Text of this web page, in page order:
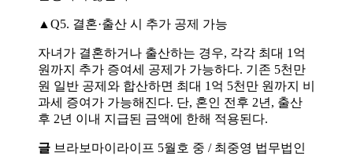
▲Q5. 결혼·출산 시 추가 공제 가능
자녀가 결혼하거나 출산하는 경우, 각각 최대 1억
원까지 추가 증여세 공제가 가능하다. 기존 5천만
원 일반 공제와 합산하면 최대 1억 5천만 원까지 비
과세 증여가 가능해진다. 단, 혼인 전후 2년, 출산
후 2년 이내 지급된 금액에 한해 적용된다.
글 브라보마이라이프 5월호 중 / 최중영 법무법인